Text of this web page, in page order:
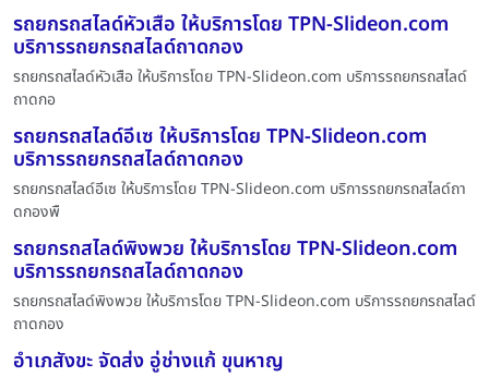
รถยกรถสไลด์หัวเสือ ให้บริการโดย TPN-Slideon.com
บริการรถยกรถสไลด์ถาดกอง
รถยกรถสไลด์หัวเสือ ให้บริการโดย TPN-Slideon.com บริการรถยกรถสไลด์
ถาดกอ
รถยกรถสไลด์อีเซ ให้บริการโดย TPN-Slideon.com
บริการรถยกรถสไลด์ถาดกอง
รถยกรถสไลด์อีเซ ให้บริการโดย TPN-Slideon.com บริการรถยกรถสไลด์ถา
ดกองพื
รถยกรถสไลด์พิงพวย ให้บริการโดย TPN-Slideon.com
บริการรถยกรถสไลด์ถาดกอง
รถยกรถสไลด์พิงพวย ให้บริการโดย TPN-Slideon.com บริการรถยกรถสไลด์
ถาดกอง
อำเภสังขะ จัดส่ง อู่ช่างแก้ ขุนหาญ